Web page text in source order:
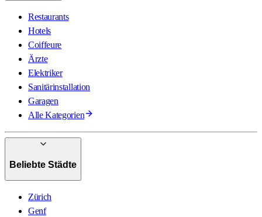
Restaurants
Hotels
Coiffeure
Ärzte
Elektriker
Sanitärinstallation
Garagen
Alle Kategorien
Beliebte Städte
Zürich
Genf